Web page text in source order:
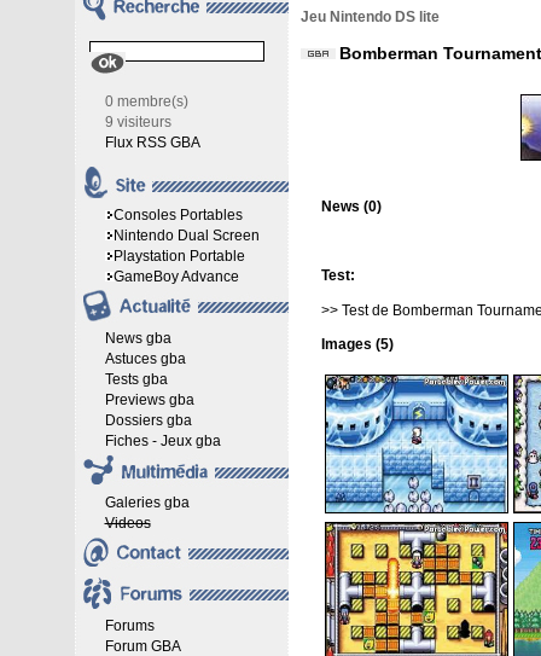
0 membre(s)
9 visiteurs
Flux RSS GBA
Consoles Portables
Nintendo Dual Screen
Playstation Portable
GameBoy Advance
News gba
Astuces gba
Tests gba
Previews gba
Dossiers gba
Fiches - Jeux gba
Galeries gba
Videos
Forums
Forum GBA
Jeu Nintendo DS lite
Bomberman Tournament
News (0)
Test:
>> Test de Bomberman
Images (5)